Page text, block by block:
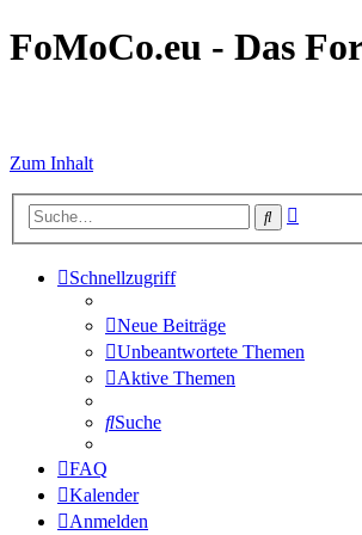
FoMoCo.eu - Das
Zum Inhalt
Suche
Schnellzugriff
Neue Beiträge
Unbeantwortete Themen
Aktive Themen
Suche
FAQ
Kalender
Anmelden